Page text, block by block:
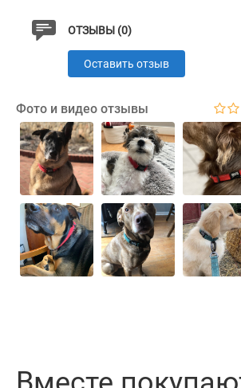
ОТЗЫВЫ (0)
Оставить отзыв
Фото и видео отзывы